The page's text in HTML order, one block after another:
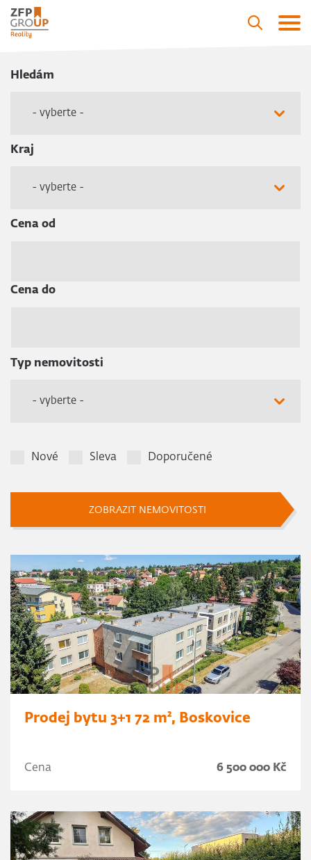
Hledám
- vyberte -
Kraj
- vyberte -
Cena od
Cena do
Typ nemovitosti
- vyberte -
Nové Sleva Doporučené
ZOBRAZIT NEMOVITOSTI
Prodej bytu 3+1 72 m², Boskovice
Cena 6 500 000 Kč